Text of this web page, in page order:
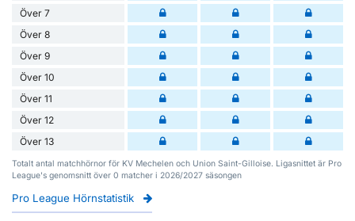
Över 7
Över 8
Över 9
Över 10
Över 11
Över 12
Över 13
Totalt antal matchhörnor för KV Mechelen och Union Saint-Gilloise. Ligasnittet är Pro
League's genomsnitt över 0 matcher i 2026/2027 säsongen
Pro League Hörnstatistik